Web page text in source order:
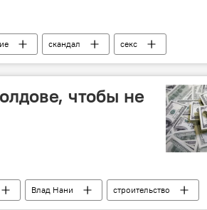
скандал секс
чтобы не
Влад Нани
строительство